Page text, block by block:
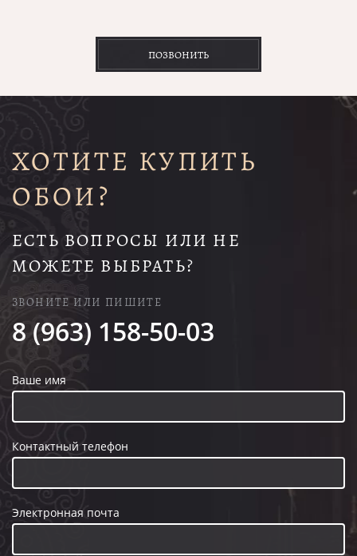
ПОЗВОНИТЬ
ХОТИТЕ КУПИТЬ
ОБОИ?
ЕСТЬ ВОПРОСЫ ИЛИ НЕ
МОЖЕТЕ ВЫБРАТЬ?
ЗВОНИТЕ ИЛИ ПИШИТЕ
8 (963) 158-50-03
Ваше имя
Контактный телефон
Электронная почта